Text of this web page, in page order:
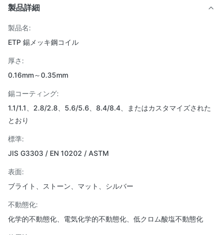
製品詳細
製品名:
ETP 錫メッキ鋼コイル
厚さ:
0.16mm～0.35mm
錫コーティング:
1.1/1.1、2.8/2.8、5.6/5.6、8.4/8.4、またはカスタマイズされた
とおり
標準:
JIS G3303 / EN 10202 / ASTM
表面:
ブライト、ストーン、マット、シルバー
不動態化:
化学的不動態化、電気化学的不動態化、低クロム酸塩不動態化